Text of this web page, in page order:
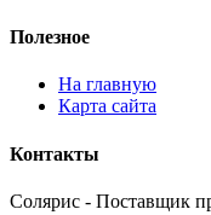
Полезное
На главную
Карта сайта
Контакты
Солярис - Поставщик